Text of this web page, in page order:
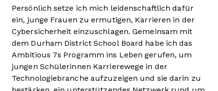
Persönlich setze ich mich leidenschaftlich dafür
ein, junge Frauen zu ermutigen, Karrieren in der
Cybersicherheit einzuschlagen. Gemeinsam mit
dem Durham District School Board habe ich das
Ambitious 7s Programm ins Leben gerufen, um
jungen Schülerinnen Karrierewege in der
Technologiebranche aufzuzeigen und sie darin zu